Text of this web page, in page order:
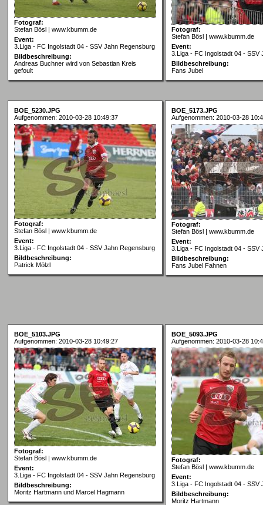
Fotograf:
Stefan Bösl | www.kbumm.de
Event:
3.Liga - FC Ingolstadt 04 - SSV Jahn Regensburg
Bildbeschreibung:
Andreas Buchner wird von Sebastian Kreis
gefoult
Fotograf:
Stefan Bösl | www.kbumm.de
Event:
3.Liga - FC Ingolstadt 04 - SSV
Bildbeschreibung:
Fans Jubel
BOE_5230.JPG
Aufgenommen: 2010-03-28 10:49:37
Fotograf:
Stefan Bösl | www.kbumm.de
Event:
3.Liga - FC Ingolstadt 04 - SSV Jahn Regensburg
Bildbeschreibung:
Patrick Mölzl
BOE_5173.JPG
Aufgenommen: 2010-03-28
Fotograf:
Stefan Bösl | www.kbumm.de
Event:
3.Liga - FC Ingolstadt 04 - SSV
Bildbeschreibung:
Fans Jubel Fahnen
BOE_5103.JPG
Aufgenommen: 2010-03-28 10:49:27
Fotograf:
Stefan Bösl | www.kbumm.de
Event:
3.Liga - FC Ingolstadt 04 - SSV Jahn Regensburg
Bildbeschreibung:
Moritz Hartmann und Marcel Hagmann
BOE_5093.JPG
Aufgenommen: 2010-03-28
Fotograf:
Stefan Bösl | www.kbumm.de
Event:
3.Liga - FC Ingolstadt 04 - SSV
Bildbeschreibung:
Moritz Hartmann